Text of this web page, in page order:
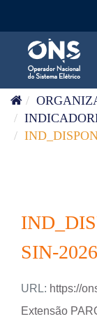
SIN-2026
URL: https://ons-aws-prod-
Extensão